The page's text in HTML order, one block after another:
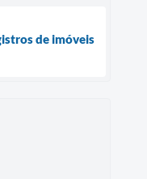
de imóveis